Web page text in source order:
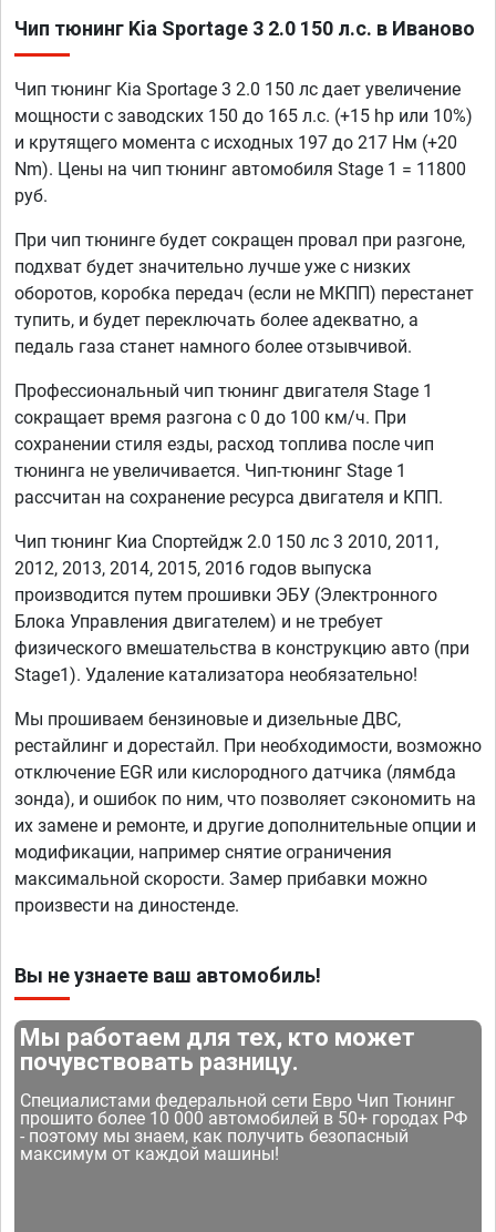
Чип тюнинг Kia Sportage 3 2.0 150 л.с. в Иваново
Чип тюнинг Kia Sportage 3 2.0 150 лс дает увеличение
мощности с заводских 150 до 165 л.с. (+15 hp или 10%)
и крутящего момента с исходных 197 до 217 Нм (+20
Nm). Цены на чип тюнинг автомобиля Stage 1 = 11800
руб.
При чип тюнинге будет сокращен провал при разгоне,
подхват будет значительно лучше уже с низких
оборотов, коробка передач (если не МКПП) перестанет
тупить, и будет переключать более адекватно, а
педаль газа станет намного более отзывчивой.
Профессиональный чип тюнинг двигателя Stage 1
сокращает время разгона с 0 до 100 км/ч. При
сохранении стиля езды, расход топлива после чип
тюнинга не увеличивается. Чип-тюнинг Stage 1
рассчитан на сохранение ресурса двигателя и КПП.
Чип тюнинг Киа Спортейдж 2.0 150 лс 3 2010, 2011,
2012, 2013, 2014, 2015, 2016 годов выпуска
производится путем прошивки ЭБУ (Электронного
Блока Управления двигателем) и не требует
физического вмешательства в конструкцию авто (при
Stage1). Удаление катализатора необязательно!
Мы прошиваем бензиновые и дизельные ДВС,
рестайлинг и дорестайл. При необходимости, возможно
отключение EGR или кислородного датчика (лямбда
зонда), и ошибок по ним, что позволяет сэкономить на
их замене и ремонте, и другие дополнительные опции и
модификации, например снятие ограничения
максимальной скорости. Замер прибавки можно
произвести на диностенде.
Вы не узнаете ваш автомобиль!
Мы работаем для тех, кто может
почувствовать разницу.
Специалистами федеральной сети Евро Чип Тюнинг
прошито более 10 000 автомобилей в 50+ городах РФ
- поэтому мы знаем, как получить безопасный
максимум от каждой машины!